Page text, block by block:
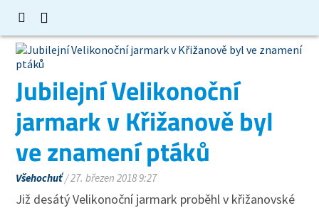
Jubilejní Velikonoční
jarmark v Křižanově byl
ve znamení ptáků
Všehochuť/ 27. březen 2018 9:27
Již desátý Velikonoční jarmark proběhl v křižanovské